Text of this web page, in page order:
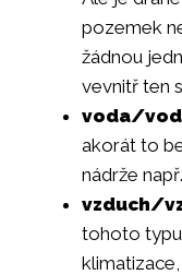
pozemek
žádnou
vevnitř ten
voda/
akorát to
nádrže
vzduch/
tohoto